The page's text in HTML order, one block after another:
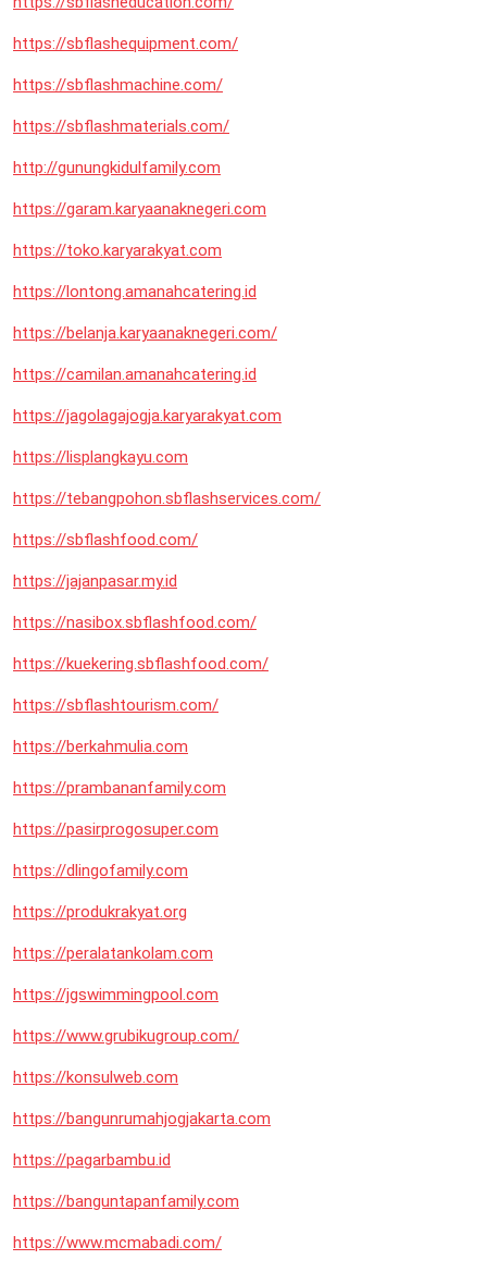
https://sbflashequipment.com/
https://sbflashmachine.com/
https://sbflashmaterials.com/
http://gunungkidulfamily.com
https://garam.karyaanaknegeri.com
https://toko.karyarakyat.com
https://lontong.amanahcatering.id
https://belanja.karyaanaknegeri.com/
https://camilan.amanahcatering.id
https://jagolagajogja.karyarakyat.com
https://lisplangkayu.com
https://tebangpohon.sbflashservices.com/
https://sbflashfood.com/
https://jajanpasar.my.id
https://nasibox.sbflashfood.com/
https://kuekering.sbflashfood.com/
https://sbflashtourism.com/
https://berkahmulia.com
https://prambananfamily.com
https://pasirprogosuper.com
https://dlingofamily.com
https://produkrakyat.org
https://peralatankolam.com
https://jgswimmingpool.com
https://www.grubikugroup.com/
https://konsulweb.com
https://bangunrumahjogjakarta.com
https://pagarbambu.id
https://banguntapanfamily.com
https://www.mcmabadi.com/